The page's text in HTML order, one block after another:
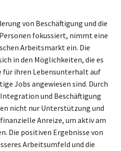
von Beschäftigung und die
fokussiert, nimmt eine
Arbeitsmarkt ein. Die
in den Möglichkeiten, die es
für ihren Lebensunterhalt auf
Jobs angewiesen sind. Durch
und Beschäftigung
nicht nur Unterstützung und
Anreize, um aktiv am
Die positiven Ergebnisse von
Arbeitsumfeld und die